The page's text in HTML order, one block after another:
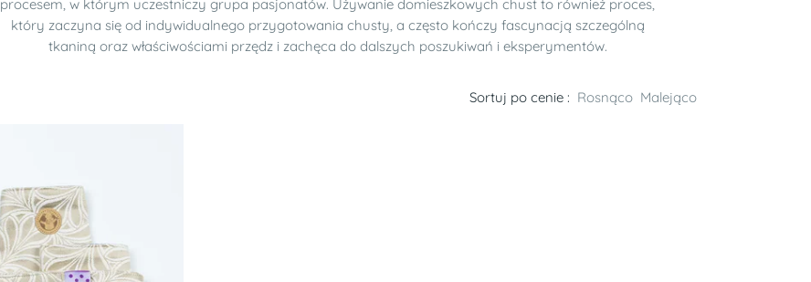
procesem, w którym uczestniczy grupa pasjonatów. Używanie domieszkowych chust to również proces,
który zaczyna się od indywidualnego przygotowania chusty, a często kończy fascynacją szczególną
tkaniną oraz właściwościami przędz i zachęca do dalszych poszukiwań i eksperymentów.
Sortuj po cenie : Rosnąco Malejąco